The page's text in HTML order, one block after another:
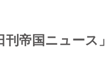
刊帝国ニュース